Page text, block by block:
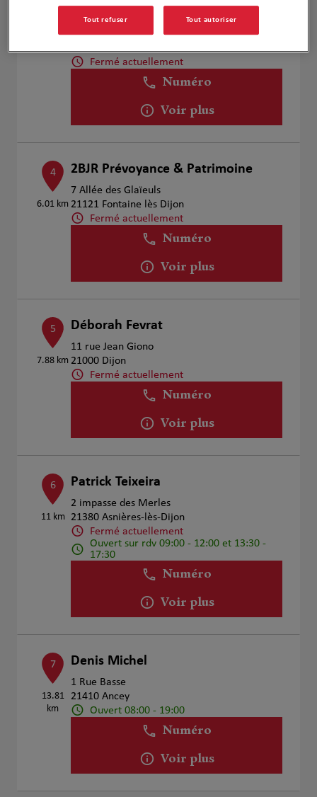
9 BOULEVARD GEORGES CLEMENCEAU
Fermé actuellement
Numéro
Voir plus
4
6.01 km
2BJR Prévoyance & Patrimoine
7 Allée des Glaïeuls
21121 Fontaine lès Dijon
Fermé actuellement
Numéro
Voir plus
5
7.88 km
Déborah Fevrat
11 rue Jean Giono
21000 Dijon
Fermé actuellement
Numéro
Voir plus
6
11 km
Patrick Teixeira
2 impasse des Merles
21380 Asnières-lès-Dijon
Fermé actuellement
Ouvert sur rdv 09:00 - 12:00 et 13:30 -
17:30
Numéro
Voir plus
7
13.81
km
Denis Michel
1 Rue Basse
21410 Ancey
Ouvert 08:00 - 19:00
Numéro
Voir plus
Tout refuser Tout autoriser